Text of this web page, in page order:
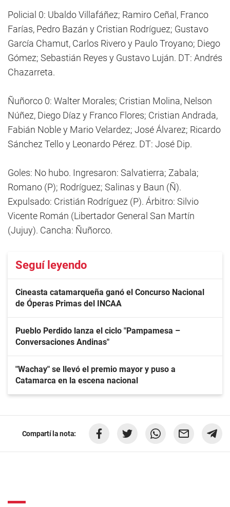
Policial 0: Ubaldo Villafáñez; Ramiro Ceñal, Franco
Farías, Pedro Bazán y Cristian Rodríguez; Gustavo
García Chamut, Carlos Rivero y Paulo Troyano; Diego
Gómez; Sebastián Reyes y Gustavo Luján. DT: Andrés
Chazarreta.
Ñuñorco 0: Walter Morales; Cristian Molina, Nelson
Núñez, Diego Díaz y Franco Flores; Cristian Andrada,
Fabián Noble y Mario Velardez; José Álvarez; Ricardo
Sánchez Tello y Leonardo Pérez. DT: José Dip.
Goles: No hubo. Ingresaron: Salvatierra; Zabala;
Romano (P); Rodríguez; Salinas y Baun (Ñ).
Expulsado: Cristián Rodríguez (P). Árbitro: Silvio
Vicente Román (Libertador General San Martín
(Jujuy). Cancha: Ñuñorco.
Seguí leyendo
Cineasta catamarqueña ganó el Concurso Nacional
de Óperas Primas del INCAA
Pueblo Perdido lanza el ciclo "Pampamesa –
Conversaciones Andinas"
"Wachay" se llevó el premio mayor y puso a
Catamarca en la escena nacional
Compartí la nota: